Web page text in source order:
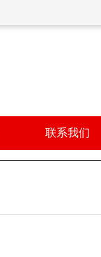
联系我们